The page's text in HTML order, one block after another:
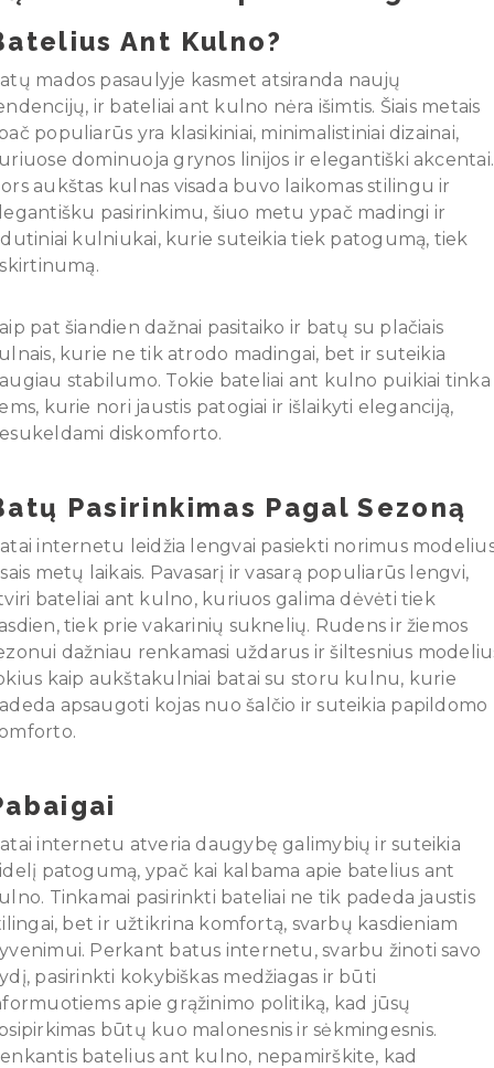
Ant Kulno?
mados pasaulyje kasmet atsiranda naujų
ir bateliai ant kulno nėra išimtis. Šiais metais
populiarūs yra klasikiniai, minimalistiniai dizainai,
dominuoja grynos linijos ir elegantiški akcentai.
aukštas kulnas visada buvo laikomas stilingu ir
pasirinkimu, šiuo metu ypač madingi ir
kulniukai, kurie suteikia tiek patogumą, tiek
pat šiandien dažnai pasitaiko ir batų su plačiais
kurie ne tik atrodo madingai, bet ir suteikia
stabilumo. Tokie bateliai ant kulno puikiai tinka
kurie nori jaustis patogiai ir išlaikyti eleganciją,
diskomforto.
Pasirinkimas Pagal Sezoną
internetu leidžia lengvai pasiekti norimus
metų laikais. Pavasarį ir vasarą populiarūs lengvi,
bateliai ant kulno, kuriuos galima dėvėti tiek
tiek prie vakarinių suknelių. Rudens ir žiemos
dažniau renkamasi uždarus ir šiltesnius
kaip aukštakulniai batai su storu kulnu, kurie
apsaugoti kojas nuo šalčio ir suteikia papildomo
internetu atveria daugybę galimybių ir suteikia
patogumą, ypač kai kalbama apie batelius ant
Tinkamai pasirinkti bateliai ne tik padeda jaustis
bet ir užtikrina komfortą, svarbų kasdieniam
Perkant batus internetu, svarbu žinoti savo
pasirinkti kokybiškas medžiagas ir būti
apie grąžinimo politiką, kad jūsų
būtų kuo malonesnis ir sėkmingesnis.
batelius ant kulno, nepamirškite, kad